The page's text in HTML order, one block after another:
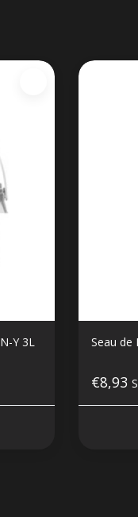
Y 3L Seau de
€8,93